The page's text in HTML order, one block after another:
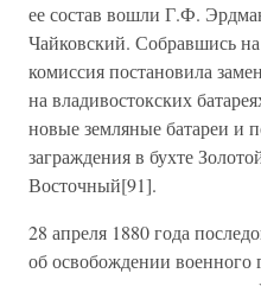
ее состав вошли Г.Ф.
Чайковский. Собравшись на
комиссия постановила
на владивостокских
новые земляные батареи и
заграждения в бухте
Восточный[91].
28 апреля 1880 года
об освобождении военного